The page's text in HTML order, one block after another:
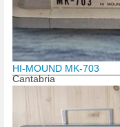
HI-MOUND MK-703
Cantabria